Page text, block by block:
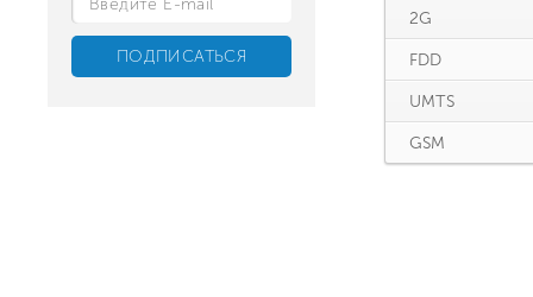
2G
FDD
UMTS
GSM